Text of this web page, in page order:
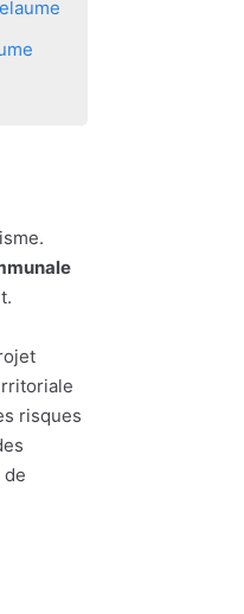
risques
de